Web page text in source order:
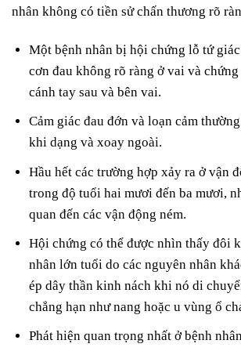
nhân không có tiền sử chấn thương rõ
Một bệnh nhân bị hội chứng lỗ tứ
cơn đau không rõ ràng ở vai và
cánh tay sau và bên vai.
Cảm giác đau đớn và loạn cảm
khi dạng và xoay ngoài.
Hầu hết các trường hợp xảy ra ở vận
trong độ tuổi hai mươi đến ba mươi,
quan đến các vận động ném.
Hội chứng có thể được nhìn thấy đôi
nhân lớn tuổi do các nguyên nhân
ép dây thần kinh nách khi nó di
chẳng hạn như nang hoặc u vùng ổ
Phát hiện quan trọng nhất ở bệnh